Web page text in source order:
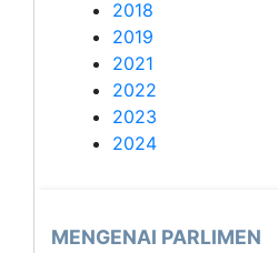
2018
2019
2021
2022
2023
2024
MENGENAI PARLIMEN